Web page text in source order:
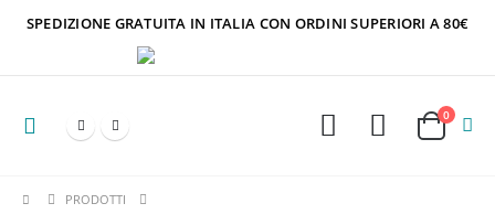
SPEDIZIONE GRATUITA IN ITALIA CON ORDINI SUPERIORI A 80€
0
PRODOTTI